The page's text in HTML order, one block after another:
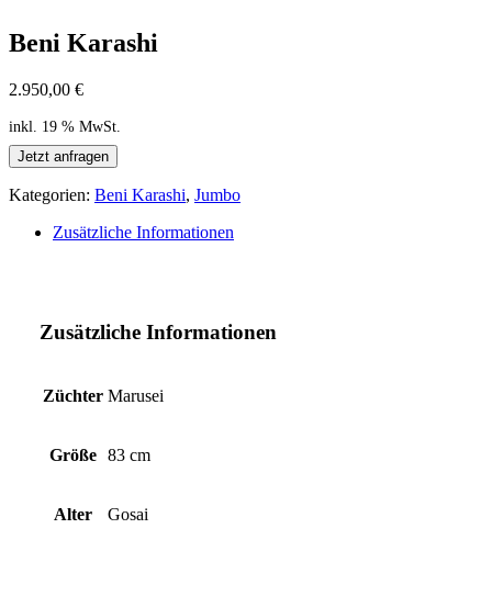
Beni Karashi
2.950,00 €
inkl. 19 % MwSt.
Jetzt anfragen
Kategorien: Beni Karashi, Jumbo
Zusätzliche Informationen
Zusätzliche Informationen
Züchter Marusei
Größe 83 cm
Alter Gosai